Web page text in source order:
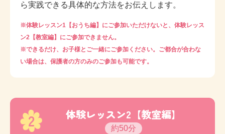
ら実践できる具体的な方法をお伝えします。
※体験レッスン1【おうち編】にご参加いただけないと、体験レッス
ン2【教室編】にご参加できません。
※できるだけ、お子様とご一緒にご参加ください。ご都合が合わな
い場合は、保護者の方のみのご参加も可能です。
2 体験レッスン2【教室編】
約50分